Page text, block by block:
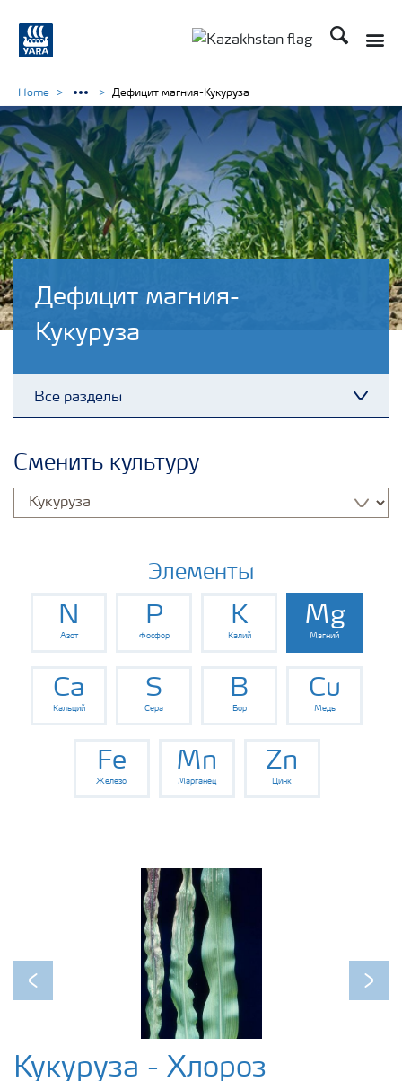
Поиск
Дефицит магния-
Кукуруза
Все разделы
Культуры
Инструменты и сервисы
Хранение удобрений и их безопасность
Home Дефицит магния-Кукуруза
Сменить культуру
Элементы
N
Азот
P
Фосфор
K
Калий
Mg
Магний
Ca
Кальций
S
Сера
B
Бор
Cu
Медь
Fe
Железо
Mn
Марганец
Zn
Цинк
Previous Next
Кукуруза - Хлороз